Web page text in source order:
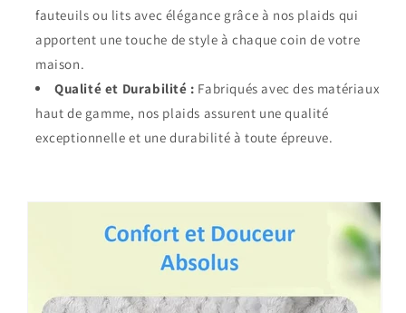
fauteuils ou lits avec élégance grâce à nos plaids qui
apportent une touche de style à chaque coin de votre
maison.
Qualité et Durabilité : Fabriqués avec des matériaux
haut de gamme, nos plaids assurent une qualité
exceptionnelle et une durabilité à toute épreuve.